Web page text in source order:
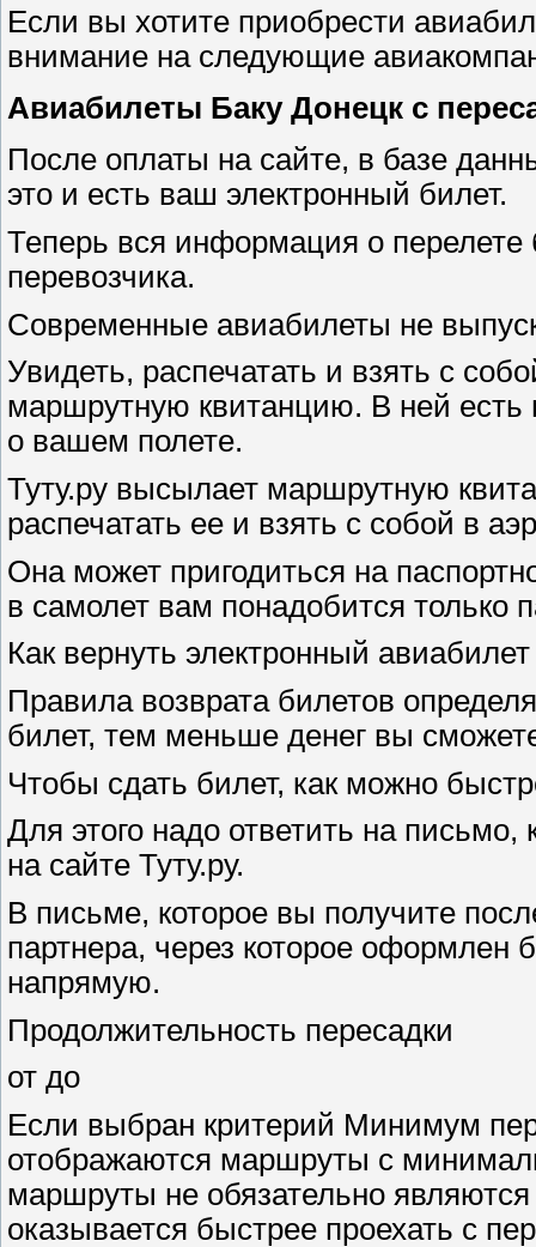
Если вы хотите приобрести
внимание на следующие
Авиабилеты Баку Донецк с
После оплаты на сайте, в базе
это и есть ваш электронный билет.
Теперь вся информация о перелете
перевозчика.
Современные авиабилеты не
Увидеть, распечатать и взять с
маршрутную квитанцию. В ней есть
о вашем полете.
Туту.ру высылает маршрутную
распечатать ее и взять с собой в
Она может пригодиться на
в самолет вам понадобится только
Как вернуть электронный авиабилет
Правила возврата билетов
билет, тем меньше денег вы
Чтобы сдать билет, как можно
Для этого надо ответить на
на сайте Туту.ру.
В письме, которое вы получите
партнера, через которое оформлен
напрямую.
Продолжительность пересадки
от до
Если выбран критерий Минимум
отображаются маршруты с
маршруты не обязательно
оказывается быстрее проехать с